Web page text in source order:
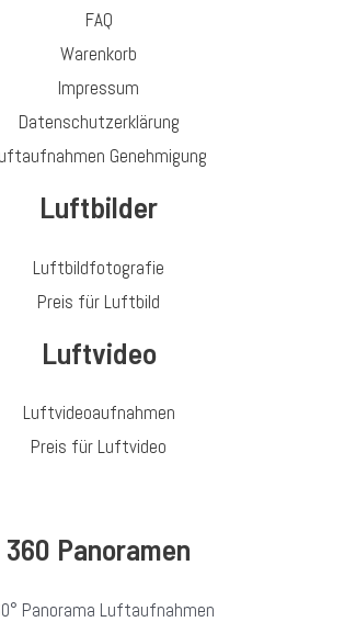
FAQ
Warenkorb
Impressum
Datenschutzerklärung
Genehmigung
Luftbilder
Luftbildfotografie
Preis für Luftbild
Luftvideo
Luftvideoaufnahmen
Preis für Luftvideo
360 Panoramen
Panorama Luftaufnahmen